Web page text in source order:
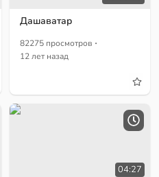
Дашаватар
82275 просмотров ·
12 лет назад
04:27